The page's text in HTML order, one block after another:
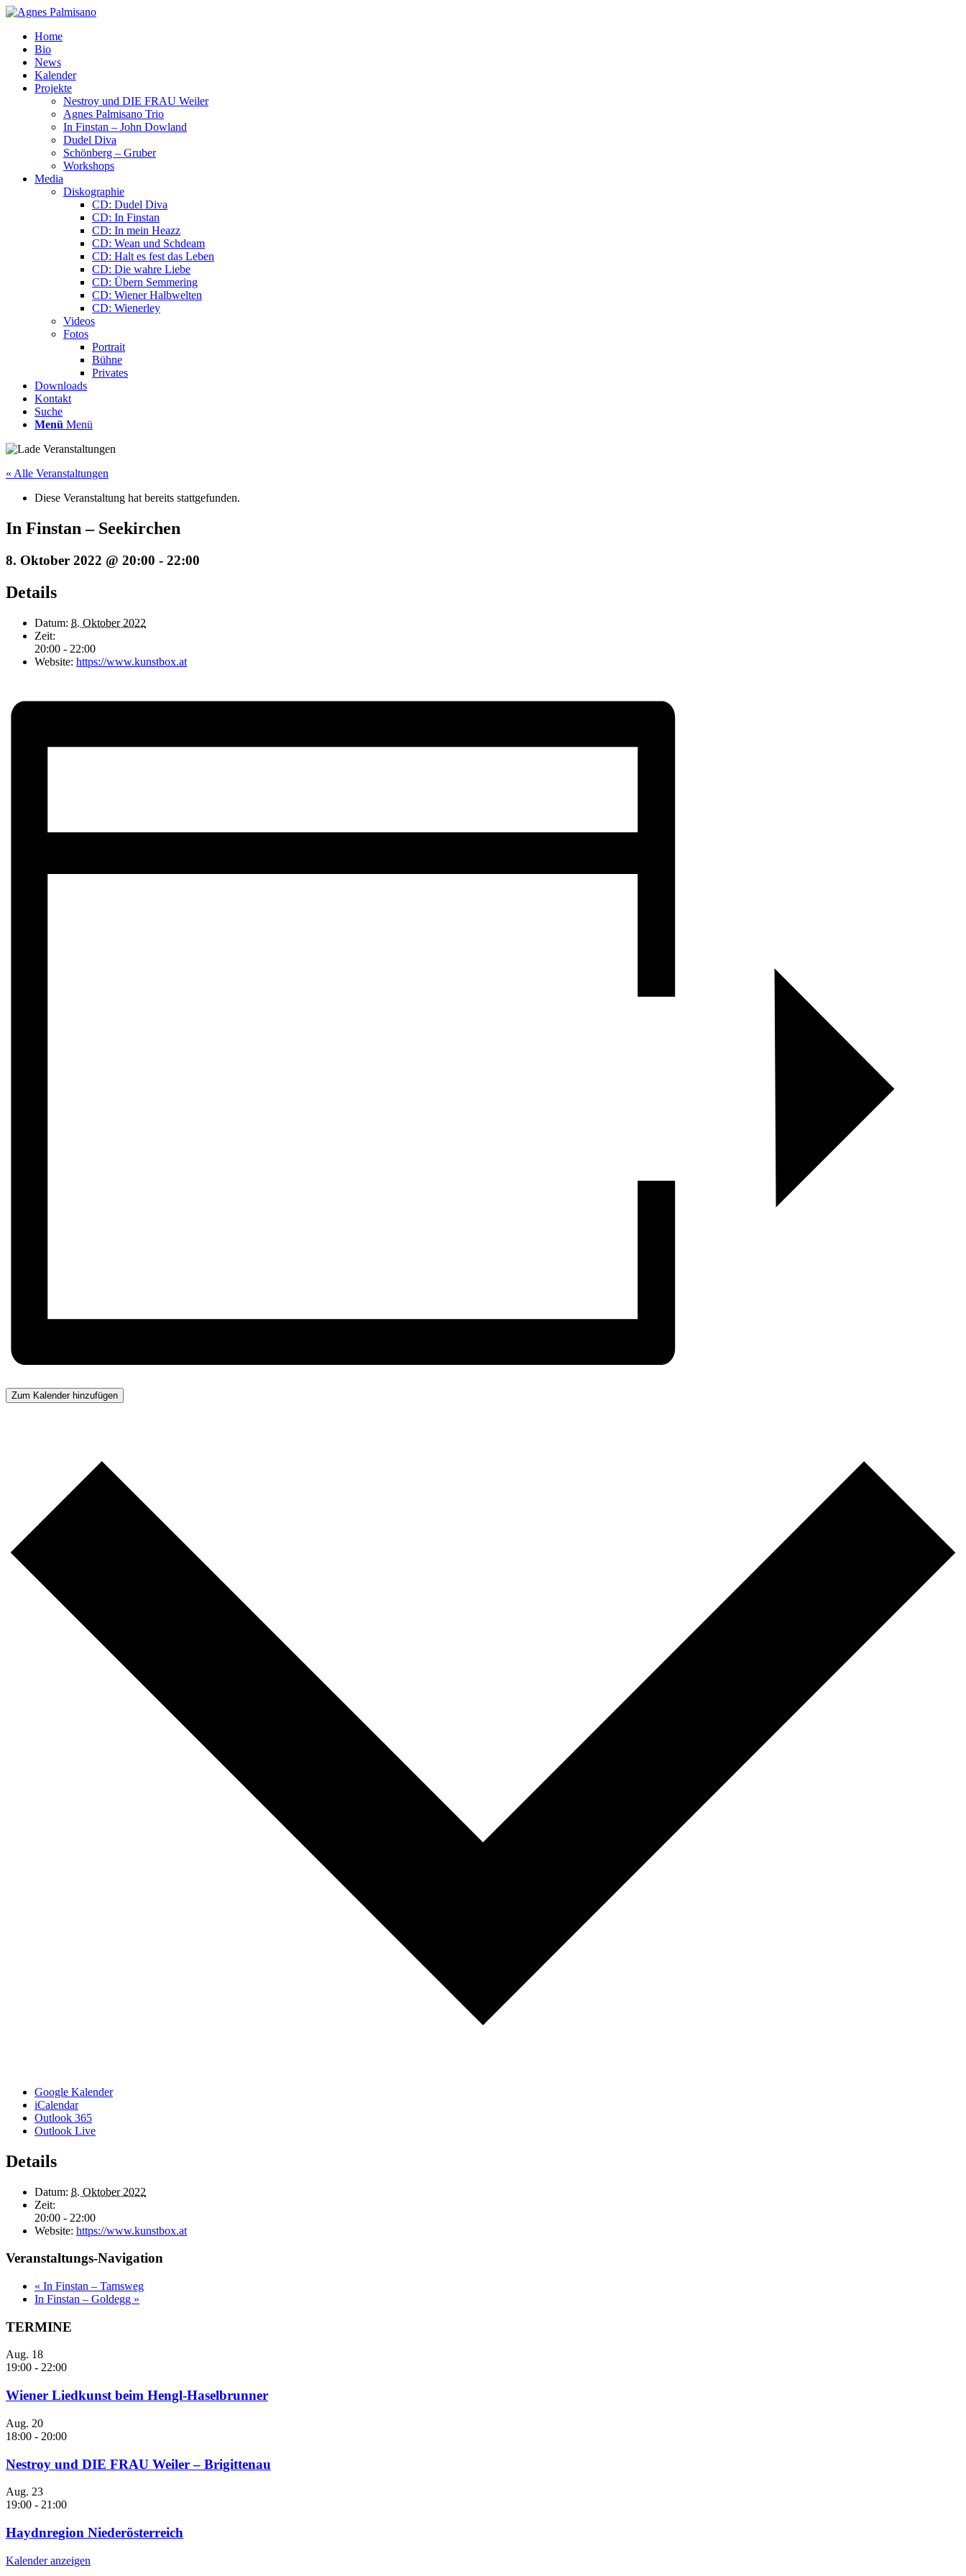
Home
Bio
News
Kalender
Projekte
Nestroy und DIE FRAU Weiler
Agnes Palmisano Trio
In Finstan – John Dowland
Dudel Diva
Schönberg – Gruber
Workshops
Media
Diskographie
CD: Dudel Diva
CD: In Finstan
CD: In mein Heazz
CD: Wean und Schdeam
CD: Halt es fest das Leben
CD: Die wahre Liebe
CD: Übern Semmering
CD: Wiener Halbwelten
CD: Wienerley
Videos
Fotos
Portrait
Bühne
Privates
Downloads
Kontakt
Suche
Menü Menü
« Alle Veranstaltungen
Diese Veranstaltung hat bereits stattgefunden.
In Finstan – Seekirchen
8. Oktober 2022 @ 20:00 - 22:00
Details
Datum: 8. Oktober 2022
Zeit:
20:00 - 22:00
Website: https://www.kunstbox.at
Zum Kalender hinzufügen
Google Kalender
iCalendar
Outlook 365
Outlook Live
Details
Datum: 8. Oktober 2022
Zeit:
20:00 - 22:00
Website: https://www.kunstbox.at
Veranstaltungs-Navigation
« In Finstan – Tamsweg
In Finstan – Goldegg »
TERMINE
Aug. 18
19:00 - 22:00
Wiener Liedkunst beim Hengl-Haselbrunner
Aug. 20
18:00 - 20:00
Nestroy und DIE FRAU Weiler – Brigittenau
Aug. 23
19:00 - 21:00
Haydnregion Niederösterreich
Kalender anzeigen